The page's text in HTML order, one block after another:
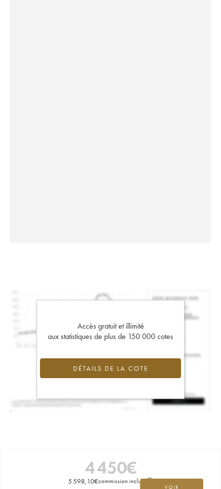
Accès gratuit et illimité
aux statistiques de plus de 150 000 cotes
DÉTAILS DE LA COTE
4 450€
5 598,10€commission incluse
VOIR